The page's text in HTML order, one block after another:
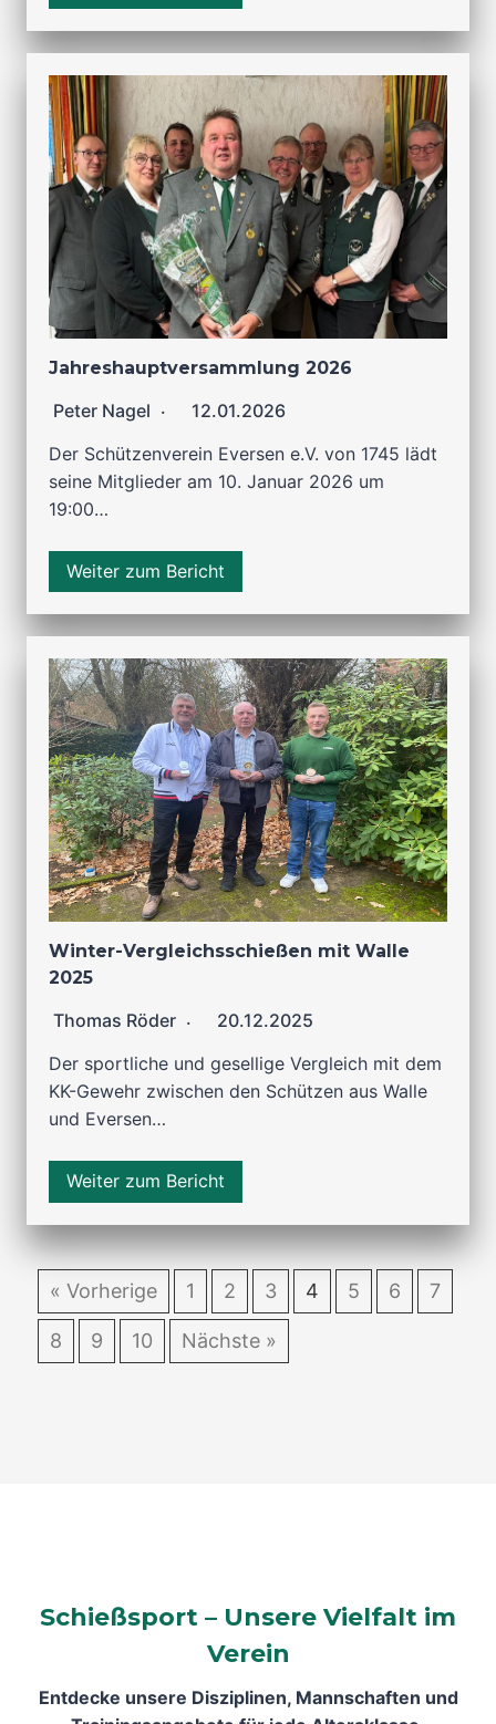
Jahreshauptversammlung 2026
Peter Nagel
12.01.2026
Der Schützenverein Eversen e.V. von 1745 lädt
seine Mitglieder am 10. Januar 2026 um
19:00…
Weiter zum Bericht
Winter-Vergleichsschießen mit Walle
2025
Thomas Röder
20.12.2025
Der sportliche und gesellige Vergleich mit dem
KK-Gewehr zwischen den Schützen aus Walle
und Eversen…
Weiter zum Bericht
« Vorherige 1 2 3 4 5 6 7
8 9 10 Nächste »
Schießsport – Unsere Vielfalt im
Verein
Entdecke unsere Disziplinen, Mannschaften und